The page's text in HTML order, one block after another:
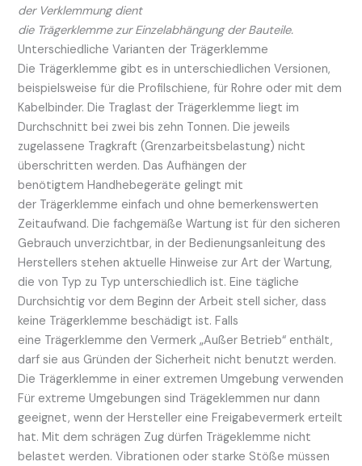
der Verklemmung dient
die Trägerklemme zur Einzelabhängung der Bauteile.
Unterschiedliche Varianten der Trägerklemme
Die Trägerklemme gibt es in unterschiedlichen Versionen,
beispielsweise für die Profilschiene, für Rohre oder mit dem
Kabelbinder. Die Traglast der Trägerklemme liegt im
Durchschnitt bei zwei bis zehn Tonnen. Die jeweils
zugelassene Tragkraft (Grenzarbeitsbelastung) nicht
überschritten werden. Das Aufhängen der
benötigtem Handhebegeräte gelingt mit
der Trägerklemme einfach und ohne bemerkenswerten
Zeitaufwand. Die fachgemäße Wartung ist für den sicheren
Gebrauch unverzichtbar, in der Bedienungsanleitung des
Herstellers stehen aktuelle Hinweise zur Art der Wartung,
die von Typ zu Typ unterschiedlich ist. Eine tägliche
Durchsichtig vor dem Beginn der Arbeit stell sicher, dass
keine Trägerklemme beschädigt ist. Falls
eine Trägerklemme den Vermerk „Außer Betrieb“ enthält,
darf sie aus Gründen der Sicherheit nicht benutzt werden.
Die Trägerklemme in einer extremen Umgebung verwenden
Für extreme Umgebungen sind Trägeklemmen nur dann
geeignet, wenn der Hersteller eine Freigabevermerk erteilt
hat. Mit dem schrägen Zug dürfen Trägeklemme nicht
belastet werden. Vibrationen oder starke Stöße müssen